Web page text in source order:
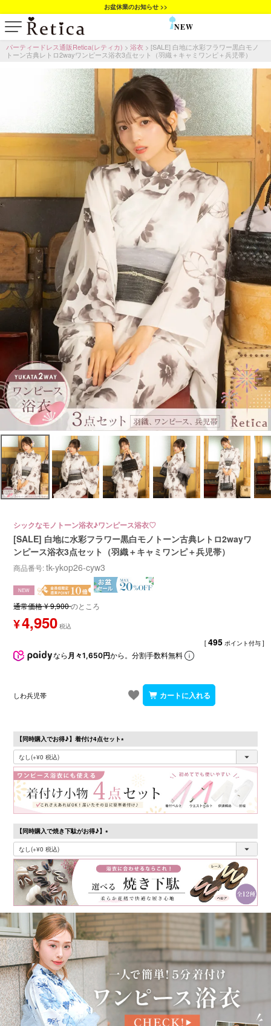
お盆休業のお知らせ >>
NEW
パーティードレス通販Retica(レティカ) 浴衣
[SALE] 白地に水彩フラワー黒白モノ
トーン古典レトロ2wayワンピース浴衣3点セット（羽織＋キャミワンピ＋兵児帯）
シックなモノトーン浴衣♪ワンピース浴衣♡
[SALE] 白地に水彩フラワー黒白モノトーン古典レトロ2wayワ
ンピース浴衣3点セット（羽織＋キャミワンピ＋兵児帯）
商品番号 tk-ykop26-cyw3
NEW
通常価格¥9,900のところ
¥4,950
[ 495 ポイント付与 ]
なら 月々1,650円から。分割手数料無料
しわ兵児帯
【同時購入でお得♪】着付け4点セット
(必
【同時購入で焼き下駄がお得♪】
(必